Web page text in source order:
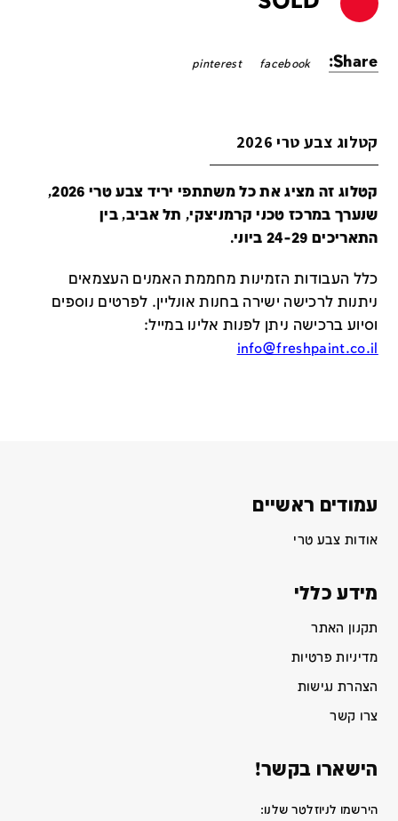
Share:
facebook
pinterest
קטלוג צבע טרי 2026
קטלוג זה מציג את כל משתתפי יריד צבע טרי 2026,
שנערך במרכז טכני קרמניצקי, תל אביב, בין
התאריכים 24-29 ביוני.
כלל העבודות הזמינות מחממת האמנים העצמאים
ניתנות לרכישה ישירה בחנות אונליין. לפרטים נוספים
וסיוע ברכישה ניתן לפנות אלינו במייל:
info@freshpaint.co.il
עמודים ראשיים
אודות צבע טרי
מידע כללי
תקנון האתר
מדיניות פרטיות
הצהרת נגישות
צרו קשר
הישארו בקשר!
הירשמו לניוזלטר שלנו: